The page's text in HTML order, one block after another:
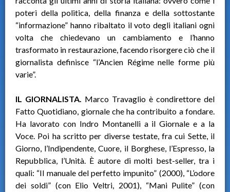
poteri della politica, della finanza e della sottostante
“informazione” hanno ribaltato il voto degli italiani ogni
volta che chiedevano un cambiamento e l’hanno
trasformato in restaurazione, facendo risorgere ciò che il
giornalista definisce “l’Ancien Régime nelle forme più
varie”.
IL GIORNALISTA. Marco Travaglio è condirettore del
Fatto Quotidiano, giornale che ha contribuito a fondare.
Ha lavorato con Indro Montanelli a il Giornale e a la
Voce. Poi ha scritto per diverse testate, fra cui Sette, il
Giorno, l’Indipendente, Cuore, il Borghese, l’Espresso, la
Repubblica, l’Unità. È autore di molti best-seller, tra i
quali: “Il manuale del perfetto impunito” (2000), “L’odore
dei soldi” (con Elio Veltri, 2001), “Mani Pulite” (con